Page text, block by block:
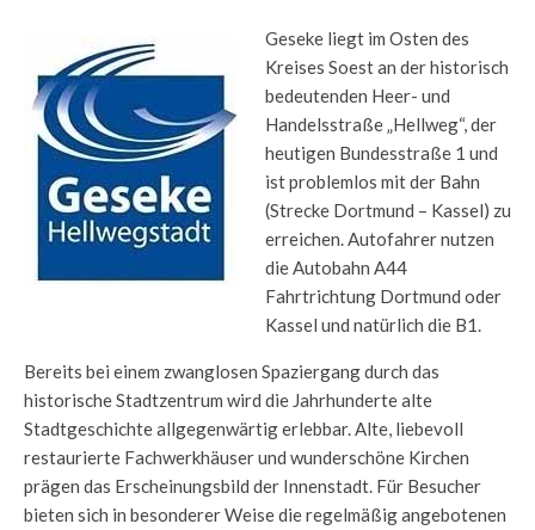
Geseke liegt im Osten des
Kreises Soest an der historisch
bedeutenden Heer- und
Handelsstraße „Hellweg“, der
heutigen Bundesstraße 1 und
ist problemlos mit der Bahn
(Strecke Dortmund – Kassel) zu
erreichen. Autofahrer nutzen
die Autobahn A44
Fahrtrichtung Dortmund oder
Kassel und natürlich die B1.
Bereits bei einem zwanglosen Spaziergang durch das
historische Stadtzentrum wird die Jahrhunderte alte
Stadtgeschichte allgegenwärtig erlebbar. Alte, liebevoll
restaurierte Fachwerkhäuser und wunderschöne Kirchen
prägen das Erscheinungsbild der Innenstadt. Für Besucher
bieten sich in besonderer Weise die regelmäßig angebotenen